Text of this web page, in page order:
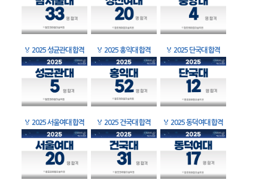
🏅 2025 성균관대 합격 🏅 2025 홍익대 합격 🏅 2025 단국대 합격
🏅 2025 서울여대 합격 🏅 2025 건국대 합격 🏅 2025 동덕여대 합격